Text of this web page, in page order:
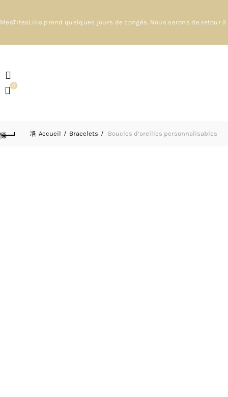
MesTitesLilis prend quelques jours de congés. Nous serons de retour
0
Accueil Bracelets Boucles d’oreilles personnalisables